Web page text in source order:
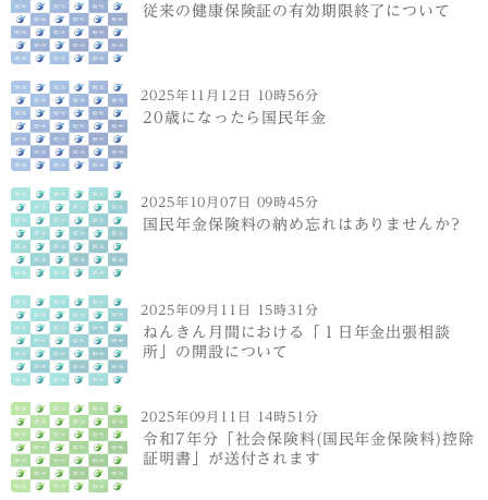
従来の健康保険証の有効期限終了について
2025年11月12日 10時56分
20歳になったら国民年金
2025年10月07日 09時45分
国民年金保険料の納め忘れはありませんか?
2025年09月11日 15時31分
ねんきん月間における「１日年金出張相談
所」の開設について
2025年09月11日 14時51分
令和7年分「社会保険料(国民年金保険料)控除
証明書」が送付されます